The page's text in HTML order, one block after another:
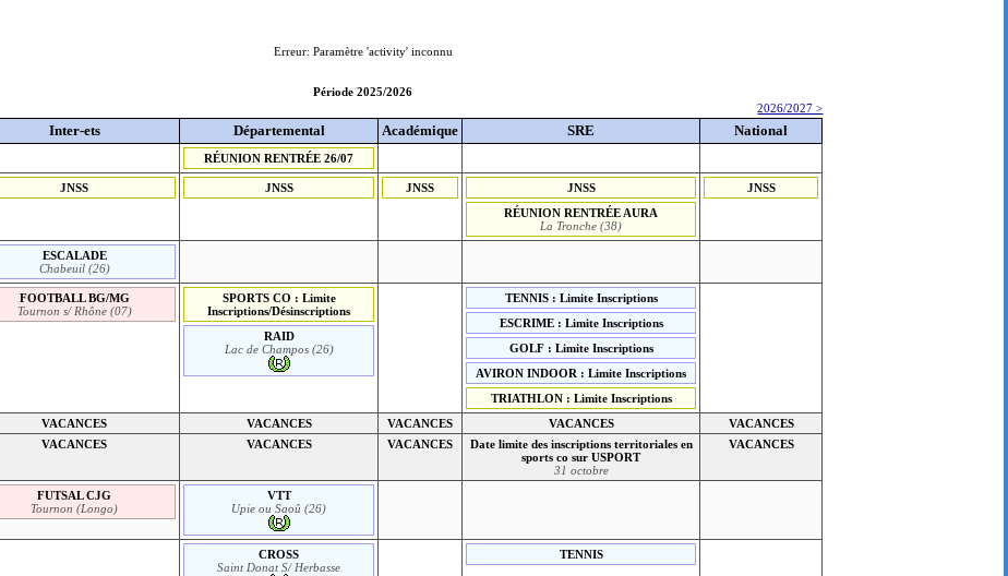
Erreur: Paramètre 'activity' inconnu
Période 2025/2026
2026/2027 >
Inter-ets Départemental Académique SRE National
RÉUNION RENTRÉE 26/07
JNSS JNSS JNSS
JNSS
RÉUNION RENTRÉE AURA
La Tronche (38)
JNSS
ESCALADE
Chabeuil (26)
FOOTBALL BG/MG
Tournon s/ Rhône (07)
SPORTS CO : Limite
Inscriptions/Désinscriptions
RAID
Lac de Champos (26)
TENNIS : Limite Inscriptions
ESCRIME : Limite Inscriptions
GOLF : Limite Inscriptions
AVIRON INDOOR : Limite Inscriptions
TRIATHLON : Limite Inscriptions
VACANCES VACANCES VACANCES VACANCES VACANCES
VACANCES VACANCES VACANCES
Date limite des inscriptions territoriales en
sports co sur USPORT
31 octobre
VACANCES
FUTSAL CJG
Tournon (Longo)
VTT
Upie ou Saoû (26)
CROSS
Saint Donat S/ Herbasse
TENNIS